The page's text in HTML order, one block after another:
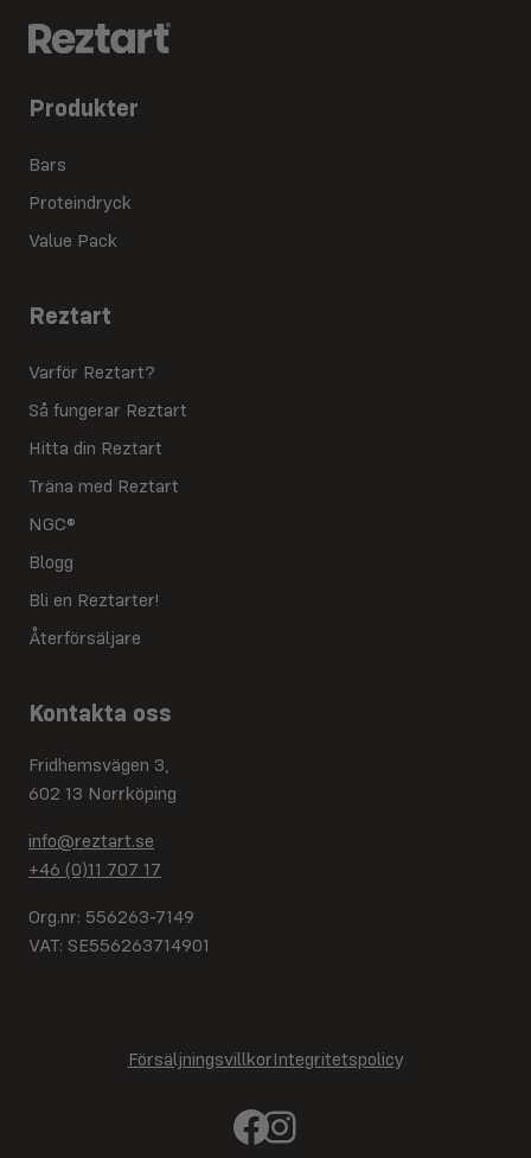
Produkter
Bars
Proteindryck
Value Pack
Reztart
Varför Reztart?
Så fungerar Reztart
Hitta din Reztart
Träna med Reztart
NGC®
Blogg
Bli en Reztarter!
Återförsäljare
Kontakta oss
Fridhemsvägen 3,
602 13 Norrköping
info@reztart.se
+46 (0)11 707 17
Org.nr: 556263-7149
VAT: SE556263714901
Försäljningsvillkor Integritetspolicy
Facebook
Instagram